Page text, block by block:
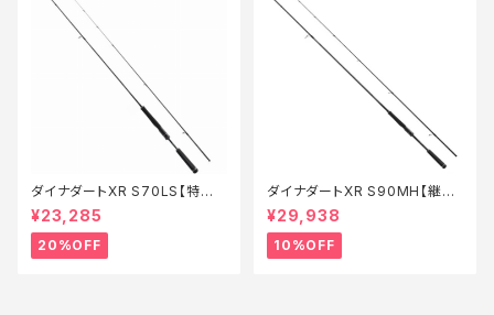
ダイナダートXR S70LS【特価
ロッド】【20】
¥23,285
20%OFF
ダイナダートXR S90MH【継続
セール_ロッド】【10】
¥29,938
10%OFF